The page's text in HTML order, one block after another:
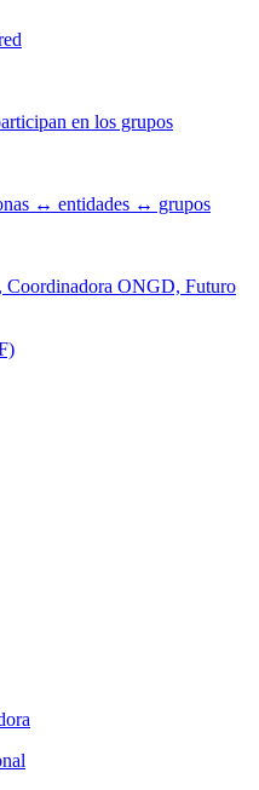
en los grupos
↔ entidades ↔ grupos
Coordinadora ONGD, Futuro